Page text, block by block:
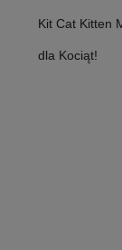
Kit Cat Kitten
dla Kociąt!